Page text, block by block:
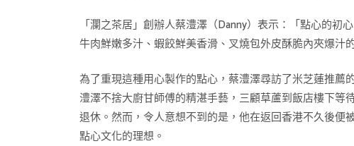
「瀾之茶居」創辦人蔡澧澤（Danny）表示：「點心的
牛肉鮮嫩多汁、蝦餃鮮美香滑、叉燒包外皮酥脆內夾爆汁
為了重現這種用心製作的點心，蔡澧澤尋訪了米芝蓮推
澧澤不捨大廚甘師傅的精湛手藝，三顧草蘆到飯店樓下
退休。然而，令人意想不到的是，他在返回香港不久後
點心文化的理想。